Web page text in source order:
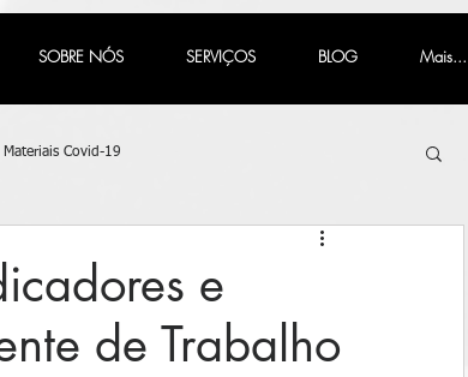
SOBRE NÓS SERVIÇOS BLOG Mais...
Materiais Covid-19
e
de Trabalho